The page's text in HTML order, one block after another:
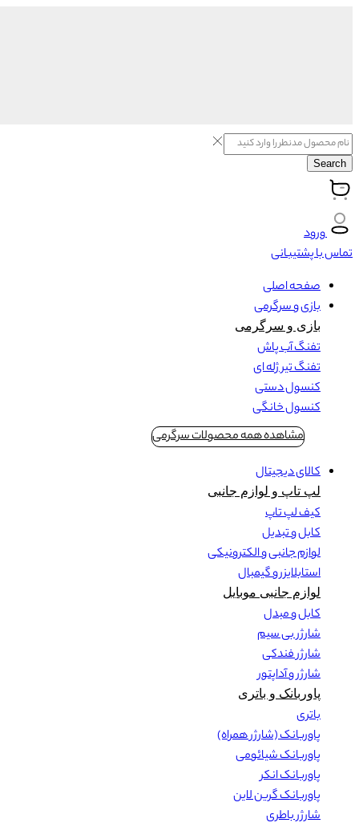
Search
ورود
تماس با پشتیبانی
صفحه اصلی
بازی و سرگرمی
بازی و سرگرمی
تفنگ آب پاش
تفنگ تیر ژله ای
کنسول دستی
کنسول خانگی
مشاهده همه محصولات سرگرمی
کالای دیجیتال
لپ تاپ و لوازم جانبی
کیف لپ تاپ
کابل و تبدیل
لوازم جانبی و الکترونیکی
استابلایزر و گیمبال
لوازم جانبی موبایل
کابل و مبدل
شارژر بی سیم
شارژر فندکی
شارژر و آداپتور
پاوربانک و باتری
باتری
پاوربانک (شارژر همراه)
پاوربانک شیائومی
پاوربانک انکر
پاوربانک گرین لاین
شارژر باطری